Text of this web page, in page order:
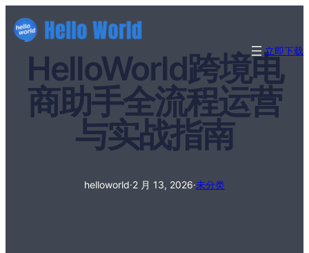
立即下载
HelloWorld跨境电
商助手全流程运营
与实战指南
helloworld·2 月 13, 2026·未分类